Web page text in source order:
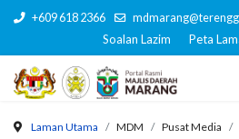
+609 618 2366
Soalan Lazim Peta
Laman Utama MDM Pusat Media